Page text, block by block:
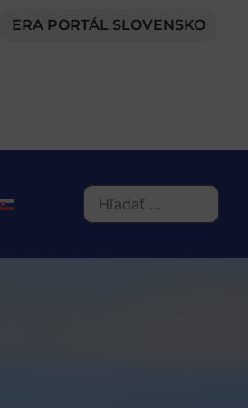
ERA PORTÁL SLOVENSKO